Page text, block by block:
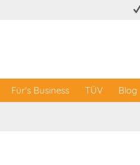
Für's Business TÜV Blog